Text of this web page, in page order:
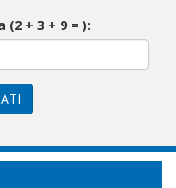
(2 + 3 + 9 = ):